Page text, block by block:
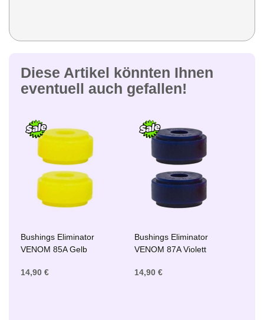
Diese Artikel könnten Ihnen
eventuell auch gefallen!
Bushings Eliminator
VENOM 85A Gelb
14,90 €
Bushings Eliminator
VENOM 87A Violett
14,90 €